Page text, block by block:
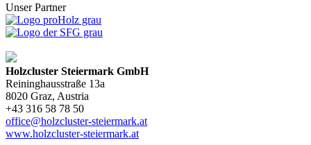
Unser Partner
Holzcluster Steiermark GmbH
Reininghausstraße 13a
8020 Graz, Austria
+43 316 58 78 50
office@holzcluster-steiermark.at
www.holzcluster-steiermark.at